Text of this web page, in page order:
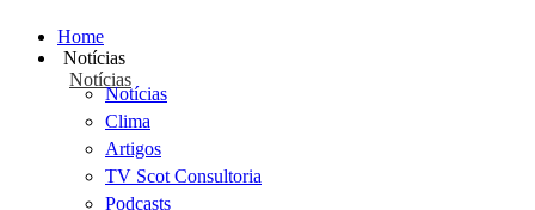
Home
Notícias
Notícias
Notícias
Clima
Artigos
TV Scot Consultoria
Podcasts